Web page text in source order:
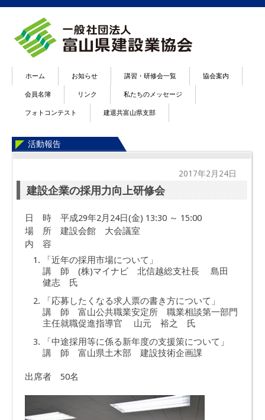
ホーム お知らせ 講習・研修会一覧 協会案内
会員名簿 リンク 私たちのメッセージ
フォトコンテスト 建退共富山県支部
活動報告
2017年2月24日
建設企業の採用力向上研修会
日 時 平成29年2月24日(金) 13:30 ～ 15:00
場 所 建設会館 大会議室
内 容
「近年の採用市場について」
講 師 (株)マイナビ 北信越総支社長 島田
健志 氏
「応募したくなる求人票の書き方について」
講 師 富山公共職業安定所 職業相談第一部門
主任就職促進指導官 山元 裕之 氏
「中途採用等に係る新年度の支援策について」
講 師 富山県土木部 建設技術企画課
出席者 50名